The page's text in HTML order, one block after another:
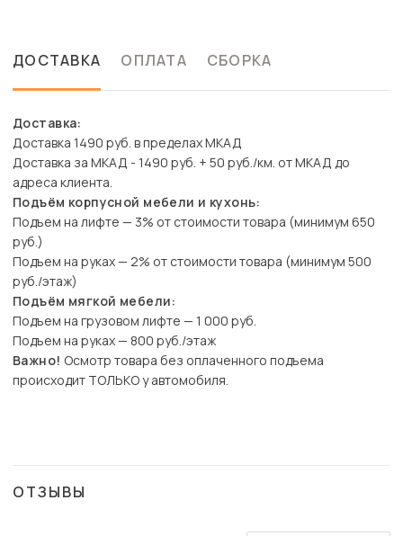
ДОСТАВКА ОПЛАТА СБОРКА
Доставка:
Доставка 1490 руб. в пределах МКАД
Доставка за МКАД - 1490 руб. + 50 руб./км. от МКАД до
адреса клиента.
Подъём корпусной мебели и кухонь:
Подъем на лифте — 3% от стоимости товара (минимум 650
руб.)
Подъем на руках — 2% от стоимости товара (минимум 500
руб./этаж)
Подъём мягкой мебели:
Подъем на грузовом лифте — 1 000 руб.
Подъем на руках — 800 руб./этаж
Важно! Осмотр товара без оплаченного подъема
происходит ТОЛЬКО у автомобиля.
ОТЗЫВЫ